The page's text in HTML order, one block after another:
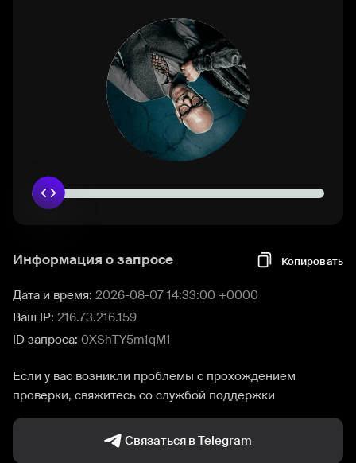
Информация о запросе Копировать
Дата и время: 2026-08-07 14:33:00 +0000
Ваш IP: 216.73.216.159
ID запроса: 0XShTY5m1qM1
Если у вас возникли проблемы с прохождением
проверки, свяжитесь со службой поддержки
Связаться в Telegram